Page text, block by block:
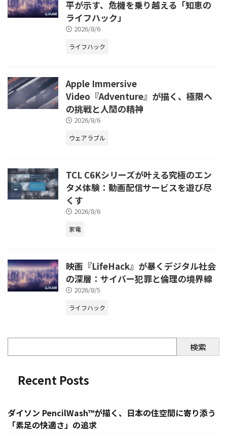
平が示す、危機を乗り越える「知恵の
ライフハック」
2026/8/6
ライフハック
Apple Immersive
Video『Adventure』が描く、極限へ
の挑戦と人間の精神
2026/8/6
ウェアラブル
TCL C6Kシリーズが叶える究極のエン
タメ体験：動画配信サービスを遊び尽
くす
2026/8/6
家電
映画『LifeHack』が暴くデジタル社会
の深層：サイバー犯罪と倫理の境界線
2026/8/5
ライフハック
検索
Recent Posts
ダイソン PencilWash™が描く、日本の住空間に寄り添う
「素足の快適さ」の追求